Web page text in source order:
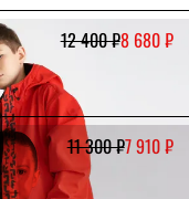
12 400 ₽8 680 ₽
11 300 ₽7 910 ₽